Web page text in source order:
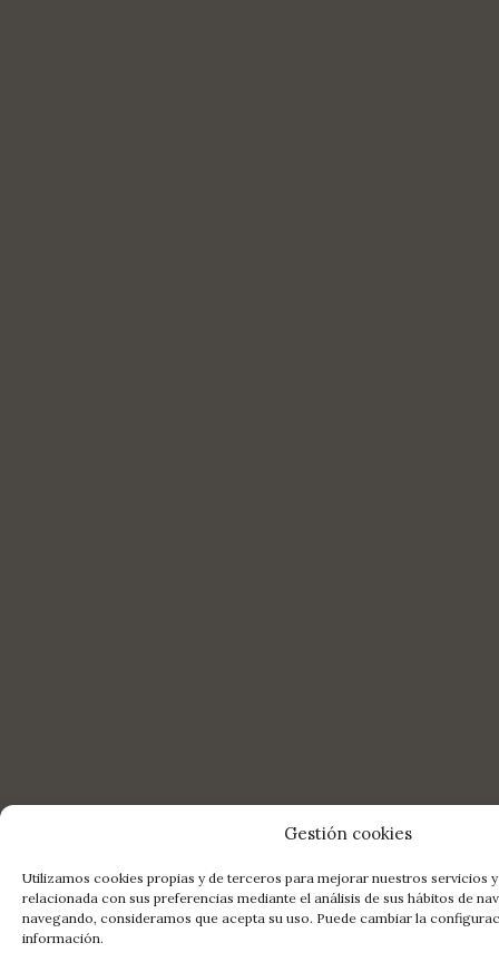
Gestión cookies
Utilizamos cookies propias y de terceros para mejorar nuestros servicios
relacionada con sus preferencias mediante el análisis de sus hábitos de
navegando, consideramos que acepta su uso. Puede cambiar la
información.